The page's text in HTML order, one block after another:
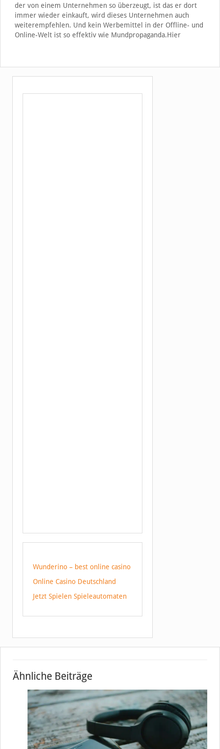
der von einem Unternehmen so überzeugt, ist das er dort
immer wieder einkauft, wird dieses Unternehmen auch
weiterempfehlen. Und kein Werbemittel in der Offline- und
Online-Welt ist so effektiv wie Mundpropaganda.Hier
Wunderino – best online casino
Online Casino Deutschland
Jetzt Spielen Spieleautomaten
Ähnliche Beiträge